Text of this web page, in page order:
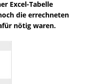
Excel-Tabelle
die errechneten
nötig waren.